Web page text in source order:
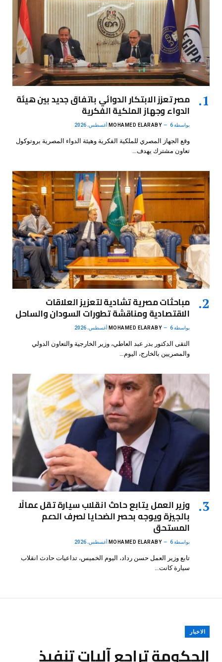
مصر تعزز الابتكار الدوائي باتفاق جديد بين هيئة
الدواء وجهاز الملكية الفكرية
بواسطة MOHAMED ELARABY 6 أغسطس، 2026
وقع الجهاز المصري للملكية الفكرية وهيئة الدواء المصرية بروتوكول
تعاون مشترك يهدف…
مباحثات مصرية تشادية لتعزيز العلاقات
الاقتصادية ومناقشة تطورات السودان والساحل
بواسطة MOHAMED ELARABY 6 أغسطس، 2026
التقى الدكتور بدر عبد العاطي، وزير الخارجية والتعاون الدولي
والمصريين بالخارج، اليوم…
وزير العمل يتابع حادث انقلاب سيارة تقل عمالًا
بالجيزة ويوجه بحصر الضحايا لصرف الدعم
المستحق
بواسطة MOHAMED ELARABY 6 أغسطس، 2026
تابع وزير العمل حسن رداد، اليوم الخميس، تداعيات حادث انقلاب
سيارة كانت…
الاخبار
الحكومة تراجع آليات تنفيذ